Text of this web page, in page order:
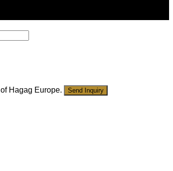
of Hagag Europe. Send Inquiry